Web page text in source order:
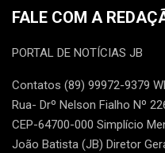
FALE COM A
PORTAL DE NOTÍCIAS JB
Contatos (89) 99972-9379
Rua- Drº Nelson Fialho Nº
CEP-64700-000 Simplício
João Batista (JB) Diretor